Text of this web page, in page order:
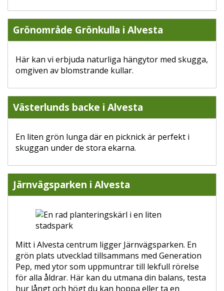
Grönområde Grönkulla i Alvesta
Här kan vi erbjuda naturliga hängytor med skugga,
omgiven av blomstrande kullar.
Västerlunds backe i Alvesta
En liten grön lunga där en picknick är perfekt i
skuggan under de stora ekarna.
Järnvägsparken i Alvesta
Mitt i Alvesta centrum ligger Järnvägsparken. En
grön plats utvecklad tillsammans med Generation
Pep, med ytor som uppmuntrar till lekfull rörelse
för alla åldrar. Här kan du utmana din balans, testa
hur långt och högt du kan hoppa eller ta en